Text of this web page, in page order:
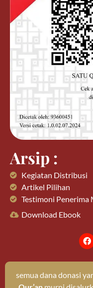
Arsip :
Kegiatan Distribusi
Artikel Pilihan
Testimoni Penerima
Download Ebook
semua dana donasi